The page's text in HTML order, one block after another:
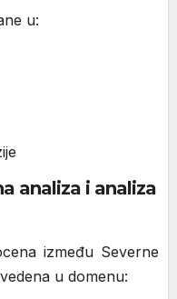
u:
analiza i analiza
između Severne
u domenu: